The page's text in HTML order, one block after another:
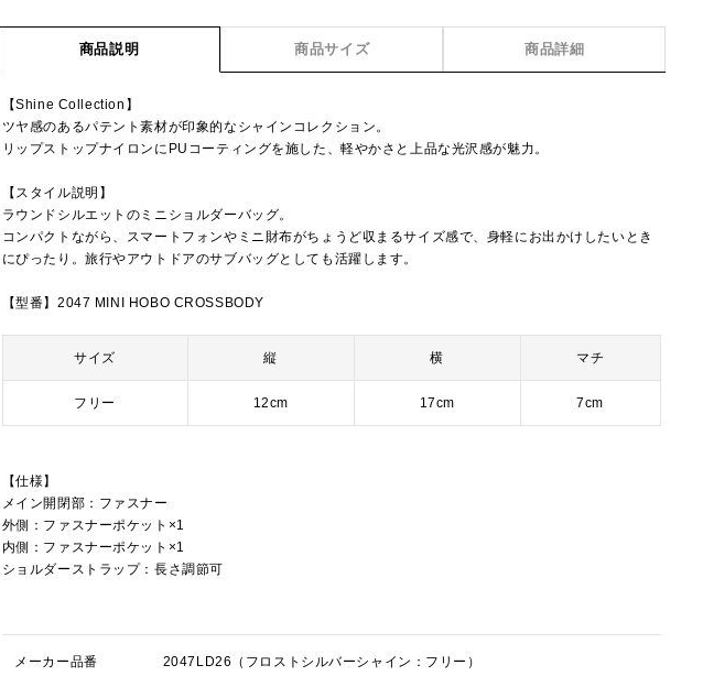
商品説明 商品サイズ 商品詳細
【Shine Collection】
ツヤ感のあるパテント素材が印象的なシャインコレクション。
リップストップナイロンにPUコーティングを施した、軽やかさと上品な光沢感が魅力。
【スタイル説明】
ラウンドシルエットのミニショルダーバッグ。
コンパクトながら、スマートフォンやミニ財布がちょうど収まるサイズ感で、身軽にお出かけしたいとき
にぴったり。旅行やアウトドアのサブバッグとしても活躍します。
【型番】2047 MINI HOBO CROSSBODY
サイズ 縦 横 マチ
フリー 12cm 17cm 7cm
【仕様】
メイン開閉部：ファスナー
外側：ファスナーポケット×1
内側：ファスナーポケット×1
ショルダーストラップ：長さ調節可
メーカー品番
2047LD26（フロストシルバーシャイン：フリー）